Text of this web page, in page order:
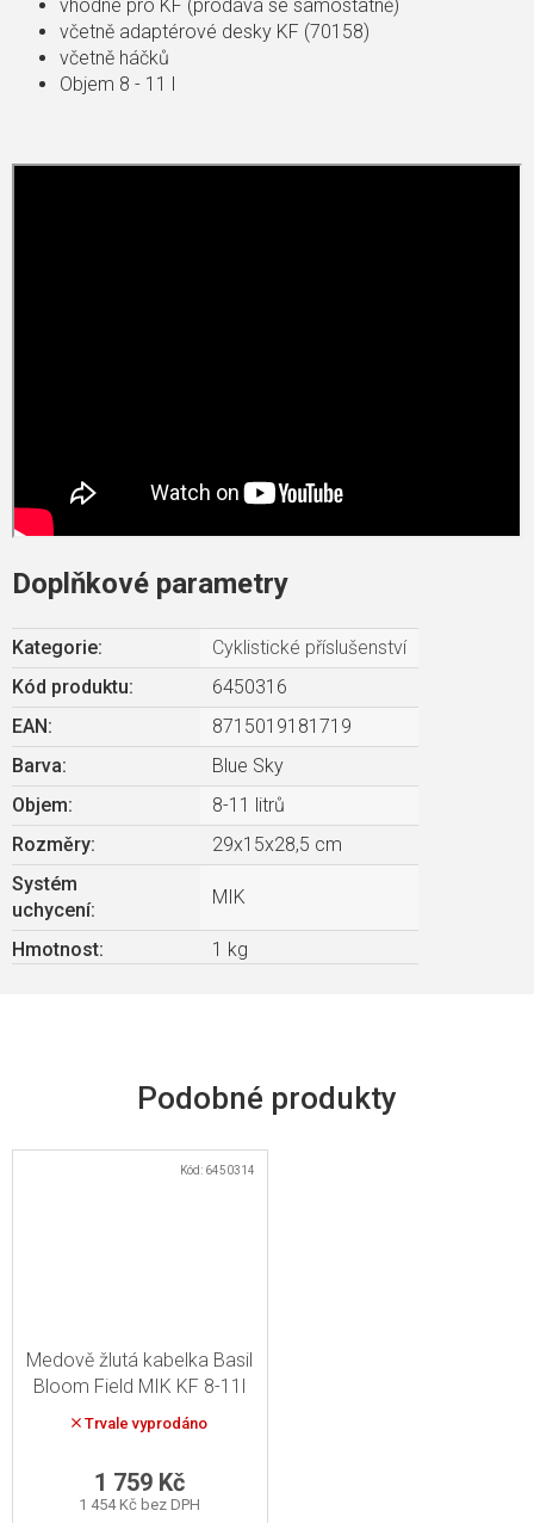
vhodné pro KF (prodává se samostatně)
včetně adaptérové ​​desky KF (70158)
včetně háčků
Objem 8 - 11 l
Doplňkové parametry
Kategorie:
Cyklistické příslušenství
Kód produktu:
6450316
EAN :
8715019181719
Barva:
Blue Sky
Objem:
8-11 litrů
Rozměry:
29x15x28,5 cm
Systém
uchycení:
MIK
Hmotnost: 1 kg
Medově žlutá kabelka Basil
Bloom Field MIK KF 8-11l
Trvale vyprodáno
1 454 Kč bez DPH
1 759 Kč
Kód: 6450314